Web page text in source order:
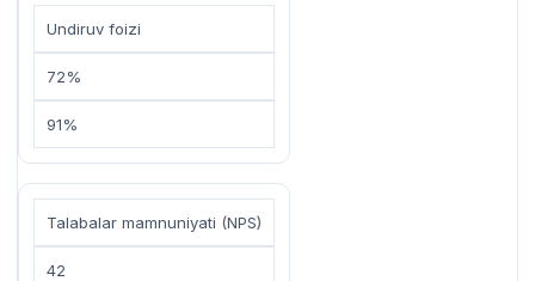
Undiruv foizi
72%
91%
Talabalar mamnuniyati (NPS)
42